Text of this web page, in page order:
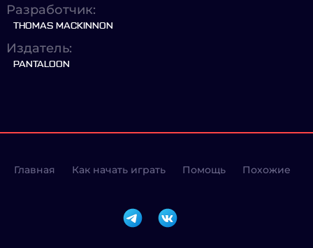
Разработчик:
THOMAS MACKINNON
Издатель:
PANTALOON
Главная Как начать играть Помощь Похожие